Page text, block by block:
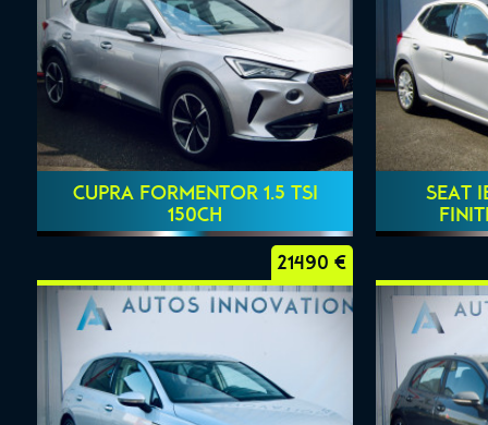
CUPRA FORMENTOR 1.5 TSI
150CH
SEAT
21490 €